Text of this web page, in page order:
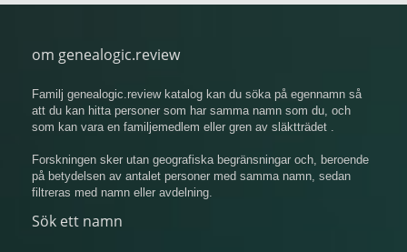
om genealogic.review
Familj genealogic.review katalog kan du söka på egennamn så
att du kan hitta personer som har samma namn som du, och
som kan vara en familjemedlem eller gren av släktträdet .
Forskningen sker utan geografiska begränsningar och, beroende
på betydelsen av antalet personer med samma namn, sedan
filtreras med namn eller avdelning.
Sök ett namn